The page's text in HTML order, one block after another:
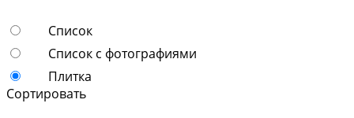
Список
Список с фотографиями
Плитка
Сортировать